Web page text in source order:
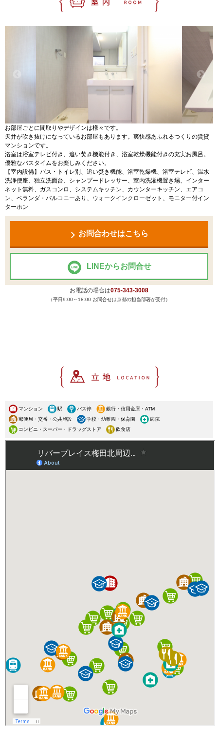
お部屋ごとに間取りやデザインは様々です。
天井が吹き抜けになっているお部屋もあります。爽快感あふれるつくりの賃貸
マンションです。
浴室は浴室テレビ付き、追い焚き機能付き、浴室乾燥機能付きの充実お風呂。
優雅なバスタイムをお楽しみください。
【室内設備】バス・トイレ別、追い焚き機能、浴室乾燥機、浴室テレビ、温水
洗浄便座、独立洗面台、シャンプードレッサー、室内洗濯機置き場、インター
ネット無料、ガスコンロ、システムキッチン、カウンターキッチン、エアコ
ン、ベランダ・バルコニーあり、ウォークインクローゼット、モニター付イン
ターホン
お問合わせはこちら
LINEからお問合せ
お電話の場合は075-343-3008
（平日9:00～18:00 お問合せは京都の担当部署が受付）
マンション 駅 バス停
銀行・信用金庫・ATM
郵便局・交番・公共施設
学校・幼稚園・保育園
病院
コンビニ・スーパー・ドラッグストア
飲食店